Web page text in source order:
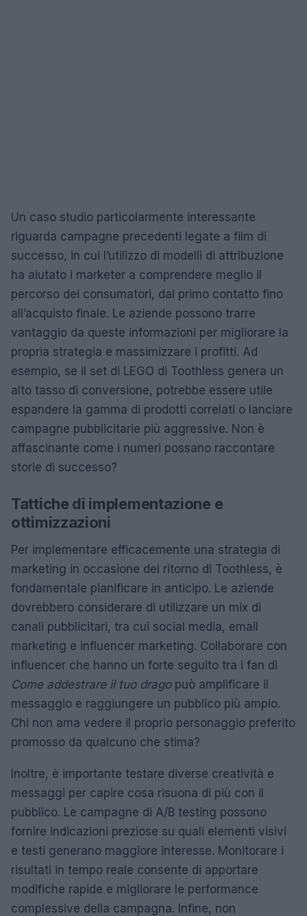
Un caso studio particolarmente interessante
riguarda campagne precedenti legate a film di
successo, in cui l’utilizzo di modelli di attribuzione
ha aiutato i marketer a comprendere meglio il
percorso dei consumatori, dal primo contatto fino
all’acquisto finale. Le aziende possono trarre
vantaggio da queste informazioni per migliorare la
propria strategia e massimizzare i profitti. Ad
esempio, se il set di LEGO di Toothless genera un
alto tasso di conversione, potrebbe essere utile
espandere la gamma di prodotti correlati o lanciare
campagne pubblicitarie più aggressive. Non è
affascinante come i numeri possano raccontare
storie di successo?
Tattiche di implementazione e
ottimizzazioni
Per implementare efficacemente una strategia di
marketing in occasione del ritorno di Toothless, è
fondamentale pianificare in anticipo. Le aziende
dovrebbero considerare di utilizzare un mix di
canali pubblicitari, tra cui social media, email
marketing e influencer marketing. Collaborare con
influencer che hanno un forte seguito tra i fan di
Come addestrare il tuo dragopuò amplificare il
messaggio e raggiungere un pubblico più ampio.
Chi non ama vedere il proprio personaggio preferito
promosso da qualcuno che stima?
Inoltre, è importante testare diverse creatività e
messaggi per capire cosa risuona di più con il
pubblico. Le campagne di A/B testing possono
fornire indicazioni preziose su quali elementi visivi
e testi generano maggiore interesse. Monitorare i
risultati in tempo reale consente di apportare
modifiche rapide e migliorare le performance
complessive della campagna. Infine, non